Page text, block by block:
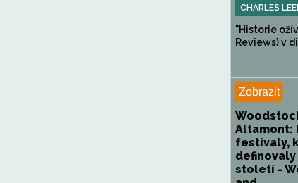
CHARLES
"Historie
Reviews) v
Zobrazit
Altamont:
festivaly,
století -